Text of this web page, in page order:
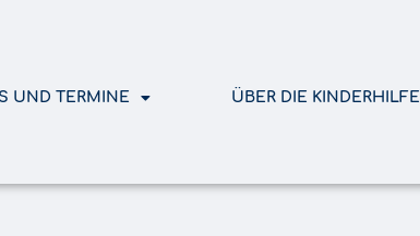
UND TERMINE ÜBER DIE KINDERHILFE